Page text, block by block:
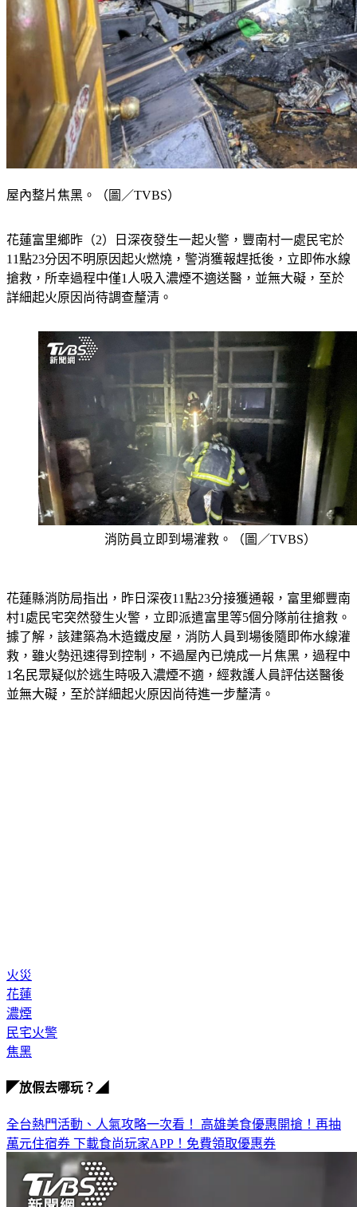
11點23分因不明原因起火燃燒，警消獲報趕抵後，立即佈水線
搶救，所幸過程中僅1人吸入濃煙不適送醫，並無大礙，至於
詳細起火原因尚待調查釐清。
消防員立即到場灌救。（圖／TVBS）
村1處民宅突然發生火警，立即派遣富里等5個分隊前往搶救。
據了解，該建築為木造鐵皮屋，消防人員到場後隨即佈水線灌
救，雖火勢迅速得到控制，不過屋內已燒成一片焦黑，過程中
1名民眾疑似於逃生時吸入濃煙不適，經救護人員評估送醫後
並無大礙，至於詳細起火原因尚待進一步釐清。
花蓮
濃煙
民宅火警
焦黑
萬元住宿券下載食尚玩家APP！免費領取優惠券